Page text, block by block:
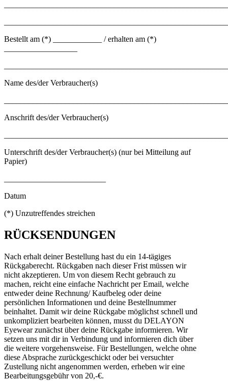
Bestellt am (*) ____________ / erhalten am (*)
Name des/der Verbraucher(s)
Anschrift des/der Verbraucher(s)
Unterschrift des/der Verbraucher(s) (nur bei Mitteilung auf
Papier)
Datum
(*) Unzutreffendes streichen
RÜCKSENDUNGEN
Nach erhalt deiner Bestellung hast du ein 14-tägiges
Rückgaberecht. Rückgaben nach dieser Frist müssen wir
nicht akzeptieren. Um von diesem Recht gebrauch zu
machen, reicht eine einfache Nachricht per Email, welche
entweder deine Rechnung/ Kaufbeleg oder deine
persönlichen Informationen und deine Bestellnummer
beinhaltet. Damit wir deine Rückgabe möglichst schnell und
unkompliziert bearbeiten können, musst du DELAYON
Eyewear zunächst über deine Rückgabe informieren. Wir
setzen uns mit dir in Verbindung und informieren dich über
die weitere vorgehensweise. Für Bestellungen, welche ohne
diese Absprache zurückgeschickt oder bei versuchter
Zustellung nicht angenommen werden, erheben wir eine
Bearbeitungsgebühr von 20,-€.